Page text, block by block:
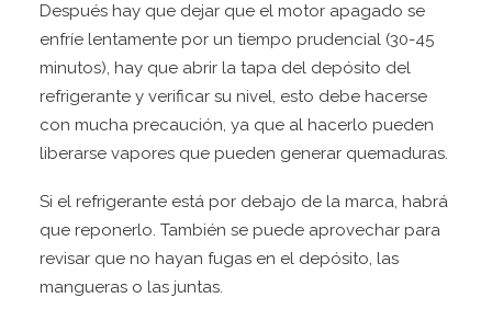
Después hay que dejar que el motor apagado se
enfríe lentamente por un tiempo prudencial (30-45
minutos), hay que abrir la tapa del depósito del
refrigerante y verificar su nivel, esto debe hacerse
con mucha precaución, ya que al hacerlo pueden
liberarse vapores que pueden generar quemaduras.
Si el refrigerante está por debajo de la marca, habrá
que reponerlo. También se puede aprovechar para
revisar que no hayan fugas en el depósito, las
mangueras o las juntas.